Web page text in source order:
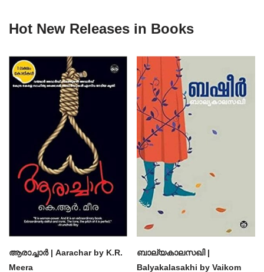
Hot New Releases in Books
ആരാച്ചാര്‍ | Aarachar by K.R.
Meera
ബാല്യകാലസഖി |
Balyakalasakhi by Vaikom